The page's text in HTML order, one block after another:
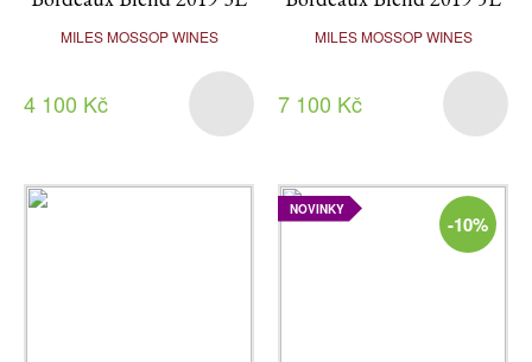
MILES MOSSOP WINES
4 100 Kč
MILES MOSSOP WINES
7 100 Kč
NOVINKY
-10%